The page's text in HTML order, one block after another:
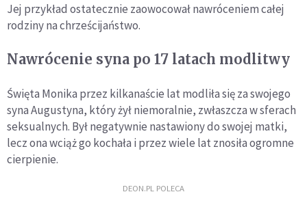
Jej przykład ostatecznie zaowocował nawróceniem całej
rodziny na chrześcijaństwo.
Nawrócenie syna po 17 latach modlitwy
Święta Monika przez kilkanaście lat modliła się za swojego
syna Augustyna, który żył niemoralnie, zwłaszcza w sferach
seksualnych. Był negatywnie nastawiony do swojej matki,
lecz ona wciąż go kochała i przez wiele lat znosiła ogromne
cierpienie.
DEON.PL POLECA